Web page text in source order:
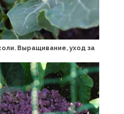
Выращивание, уход за